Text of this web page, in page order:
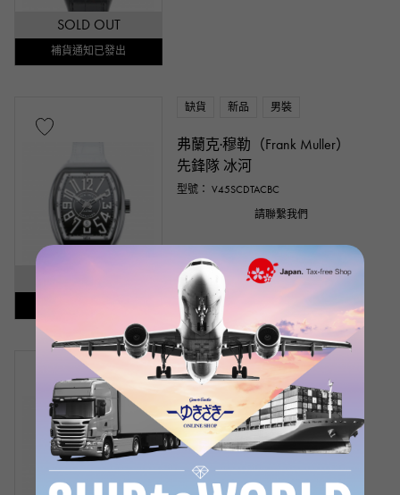
SOLD OUT
補貨通知已發出
缺貨 新品 男裝
弗蘭克·穆勒（Frank Muller）
先鋒隊 冰河
型號： V45SCDTACBC
請聯繫我們
缺貨 二手的 男裝
弗蘭克·穆勒（Frank Muller）
先鋒隊 偽裝 計時碼表
型號： V45CCDTCAMOFLAGE
產品編號： W180533
請聯繫我們